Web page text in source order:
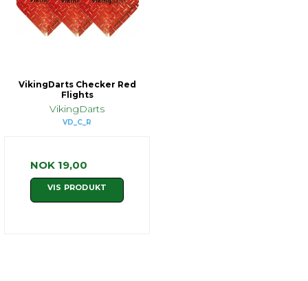
VikingDarts Checker Red
Flights
VikingDarts
VD_C_R
NOK 19,00
VIS PRODUKT